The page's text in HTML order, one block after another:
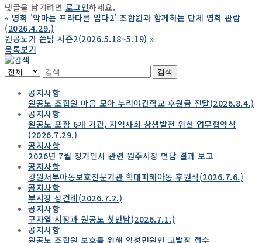
댓글을 남기려면 로그인하세요.
« 영화 '악마는 프라다를 입다2' 조합원과 함께하는 단체 영화 관람
(2026.4.29.)
원공노가 쏜닭 시즌2(2026.5.18~5.19) »
목록보기
검색
공지사항
원공노 조합원 마음 모아 누리야간학교 후원금 전달(2026.8.4.)
공지사항
원공노 포함 6개 기관, 지역사회 상생발전 위한 업무협약식
(2026.7.29.)
공지사항
2026년 7월 정기인사 관련 원주시장 면담 결과 보고
공지사항
강원서부아동보호전문기관 학대피해아동 후원식(2026.7.6.)
공지사항
부시장 상견례(2026.7.2.)
공지사항
구자열 시장과 원공노 첫만남(2026.7.1.)
공지사항
원공노 조합원 보호를 위해 악성민원인 고발장 접수